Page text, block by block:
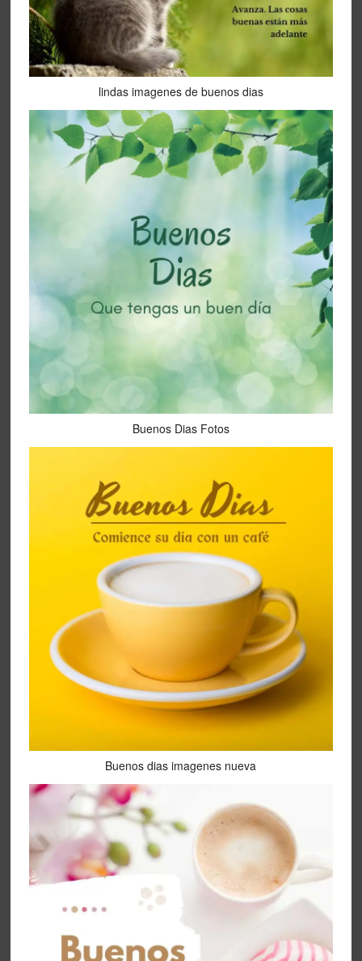
lindas imagenes de buenos dias
Buenos Dias Fotos
Buenos dias imagenes nueva